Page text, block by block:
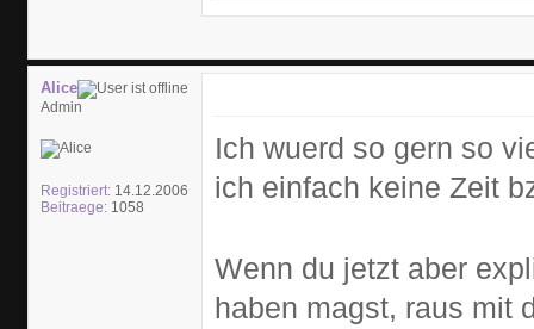
Alice
Admin
Registriert: 14.12.2006
Beitraege: 1058
Ich wuerd so gern so
ich einfach keine Zeit
Wenn du jetzt aber
haben magst, raus mit